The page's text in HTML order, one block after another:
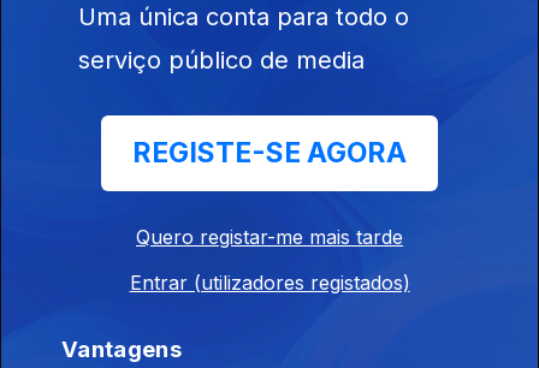
Mercado de
Trabalho
Ep. 17
03 mai. 2025
Uma única conta para todo o
serviço público de media
REGISTE-SE AGORA
Quero registar-me mais tarde
Entrar (utilizadores registados)
Vantagens